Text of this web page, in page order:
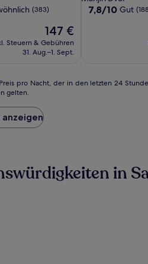
Sarajevo
(383)
Der
Preis
beträgt
147 €
Steuern & Gebühren
31. Aug.–1. Sept.
Unterkunft
7.8
7,8/10 Gut
pro Nacht, der in den letzten 24
gelten.
in